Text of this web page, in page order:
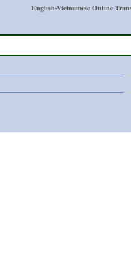
English-Vietnamese Online